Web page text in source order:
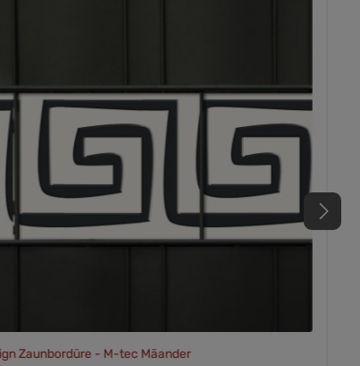
Zaunbordüre - M-tec Mäander